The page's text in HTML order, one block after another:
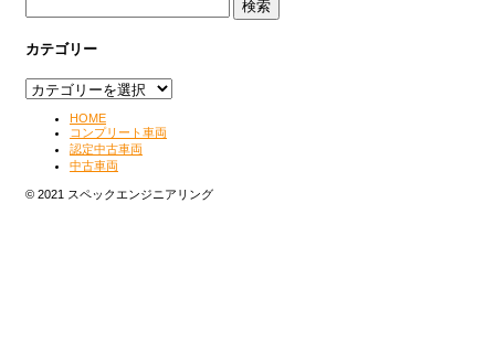
カテゴリー
カテゴリー
HOME
コンプリート車両
認定中古車両
中古車両
© 2021 スペックエンジニアリング